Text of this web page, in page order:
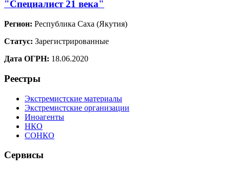
"Специалист 21 века"
Регион: Республика Саха (Якутия)
Статус: Зарегистрированные
Дата ОГРН: 18.06.2020
Реестры
Экстремистские материалы
Экстремистские организации
Иноагенты
НКО
СОНКО
Сервисы